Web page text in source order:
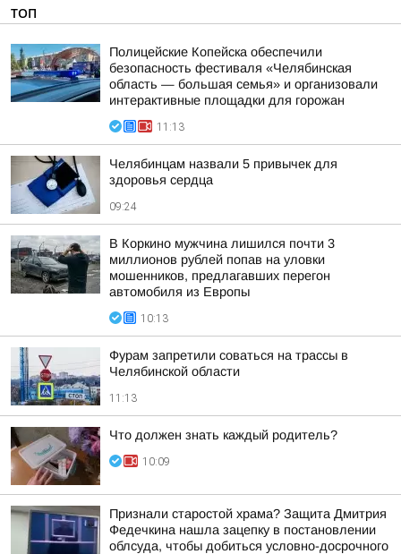
ТОП
Полицейские Копейска обеспечили
безопасность фестиваля «Челябинская
область — большая семья» и организовали
интерактивные площадки для горожан
11:13
Челябинцам назвали 5 привычек для
здоровья сердца
09:24
В Коркино мужчина лишился почти 3
миллионов рублей попав на уловки
мошенников, предлагавших перегон
автомобиля из Европы
10:13
Фурам запретили соваться на трассы в
Челябинской области
11:13
Что должен знать каждый родитель?
10:09
Признали старостой храма? Защита Дмитрия
Федечкина нашла зацепку в постановлении
облсуда, чтобы добиться условно-досрочного